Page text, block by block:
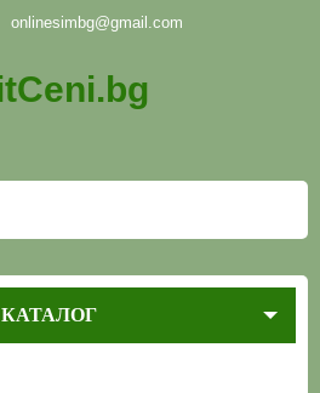
onlinesimbg@gmail.com
КАТАЛОГ